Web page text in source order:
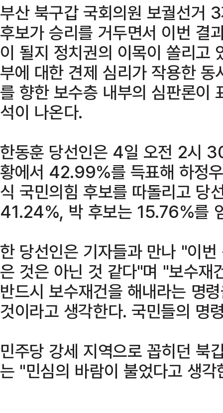
부산 북구갑 국회의원 보궐선거
후보가 승리를 거두면서 이번 결
이 될지 정치권의 이목이 쏠리고
부에 대한 견제 심리가 작용한
를 향한 보수층 내부의 심판론이
석이 나온다.
한동훈 당선인은 4일 오전 2시
황에서 42.99%를 득표해 하정
식 국민의힘 후보를 따돌리고 당
41.24%, 박 후보는 15.76%를
한 당선인은 기자들과 만나 "이
은 것은 아닌 것 같다"며 "보수재
반드시 보수재건을 해내라는 명
것이라고 생각한다. 국민들의 명
민주당 강세 지역으로 꼽히던 북
는 "민심의 바람이 불었다고 생